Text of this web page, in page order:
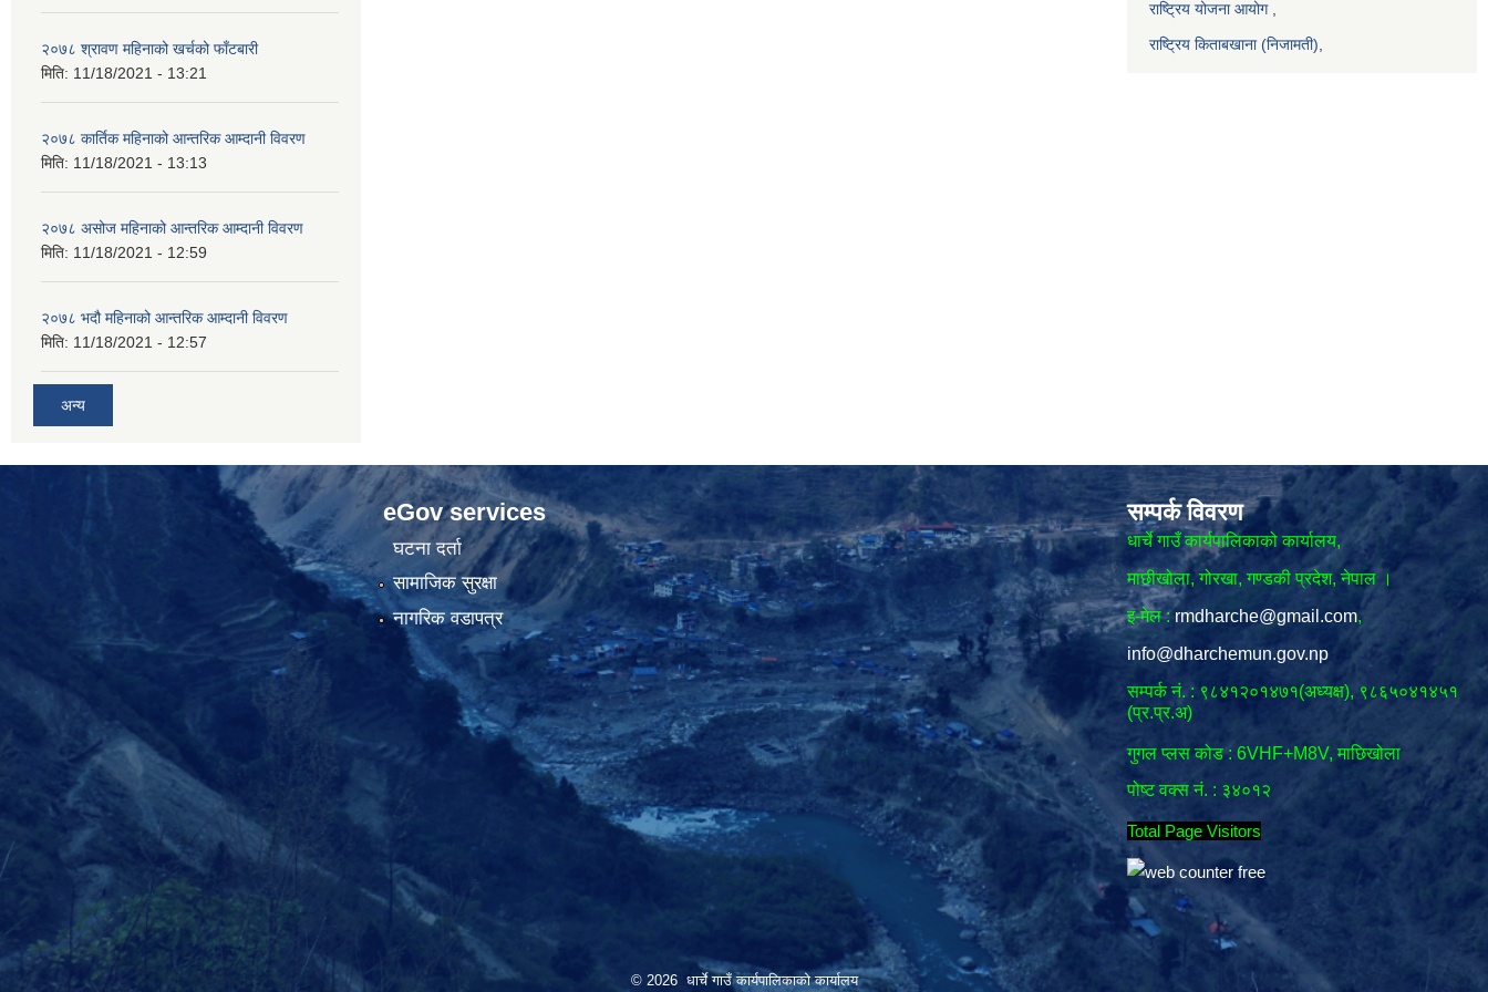
२०७८ श्रावण महिनाको खर्चको फाँटबारी
मिति: 11/18/2021 - 13:21
२०७८ कार्तिक महिनाको आन्तरिक आम्दानी विवरण
मिति: 11/18/2021 - 13:13
२०७८ असोज महिनाको आन्तरिक आम्दानी विवरण
मिति: 11/18/2021 - 12:59
२०७८ भदौ महिनाको आन्तरिक आम्दानी विवरण
मिति: 11/18/2021 - 12:57
अन्य
राष्ट्रिय योजना आयोग,
राष्ट्रिय किताबखाना (निजामती)
eGov services
घटना दर्ता
सामाजिक सुरक्षा
नागरिक वडापत्र
सम्पर्क विवरण
धार्चे गाउँ कार्यपालिकाको कार्यालय,
माछीखोला, गोरखा, गण्डकी प्रदेश, नेपाल ।
इ-मेल : rmdharche@gmail.com,
info@dharchemun.gov.np
सम्पर्क नं. : ९८४१२०१४७१(अध्यक्ष), ९८६५०४१४५१
(प्र.प्र.अ)
गुगल प्लस कोड : 6VHF+M8V, माछिखोला
पोष्ट वक्स नं. : ३४०१२
Total Page Visitors
© 2026 धार्चे गाउँ कार्यपालिकाको कार्यालय